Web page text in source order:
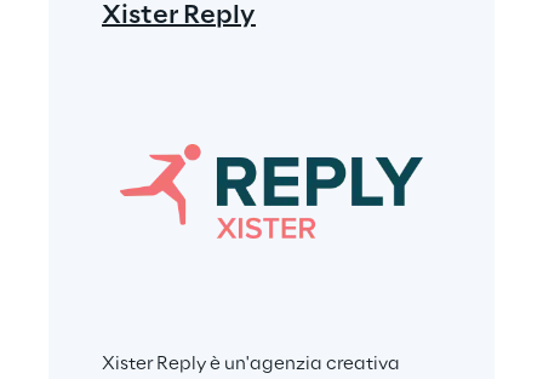
Xister Reply
Xister Reply è un'agenzia creativa